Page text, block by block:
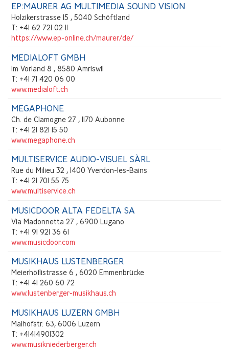
EP:MAURER AG MULTIMEDIA SOUND VISION
Holzikerstrasse 15 , 5040 Schöftland
T: +41 62 721 02 11
https://www.ep-online.ch/maurer/de/
MEDIALOFT GMBH
Im Vorland 8 , 8580 Amriswil
T: +41 71 420 06 00
www.medialoft.ch
MEGAPHONE
Ch. de Clamogne 27 , 1170 Aubonne
T: +41 21 821 15 50
www.megaphone.ch
MULTISERVICE AUDIO-VISUEL SÀRL
Rue du Milieu 32 , 1400 Yverdon-les-Bains
T: +41 21 701 55 75
www.multiservice.ch
MUSICDOOR ALTA FEDELTA SA
Via Madonnetta 27 , 6900 Lugano
T: +41 91 921 36 61
www.musicdoor.com
MUSIKHAUS LUSTENBERGER
Meierhöflistrasse 6 , 6020 Emmenbrücke
T: +41 41 260 60 72
www.lustenberger-musikhaus.ch
MUSIKHAUS LUZERN GMBH
Maihofstr. 63, 6006 Luzern
T: +41414901302
www.musikniederberger.ch